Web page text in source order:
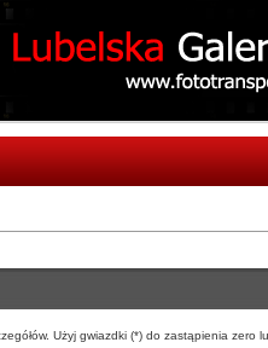
Użyj gwiazdki (*) do zastąpienia zero